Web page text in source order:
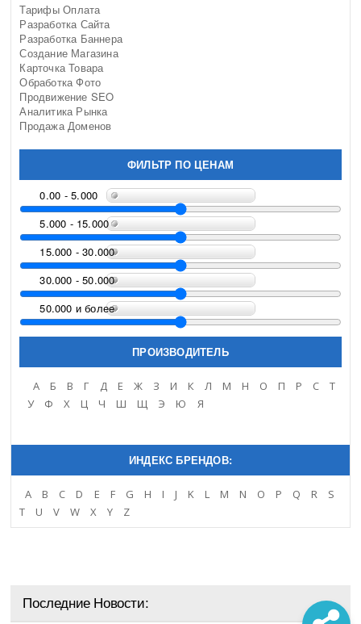
Тарифы Оплата
Разработка Сайта
Разработка Баннера
Создание Магазина
Карточка Товара
Обработка Фото
Продвижение SEO
Аналитика Рынка
Продажа Доменов
ФИЛЬТР ПО ЦЕНАМ
0.00 - 5.000
5.000 - 15.000
15.000 - 30.000
30.000 - 50.000
50.000 и более
ПРОИЗВОДИТЕЛЬ
A Б В Г Д Е Ж З И К Л М Н О П Р С
Т
У
Ф Х Ц Ч Ш Щ Э Ю Я
ИНДЕКС БРЕНДОВ:
A B C D E F G H I J K L M N O P Q R
S
T
U V W X Y Z
Последние Новости: